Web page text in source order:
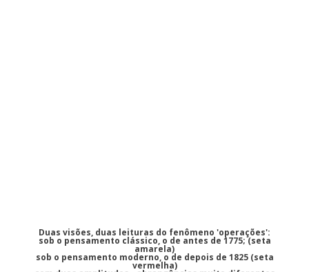
Duas visões, duas leituras do fenômeno 'operações':
sob o pensamento clássico, o de antes de 1775; (seta
amarela)
sob o pensamento moderno, o de depois de 1825 (seta
vermelha)